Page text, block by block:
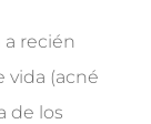
recién
vida (acné
de los